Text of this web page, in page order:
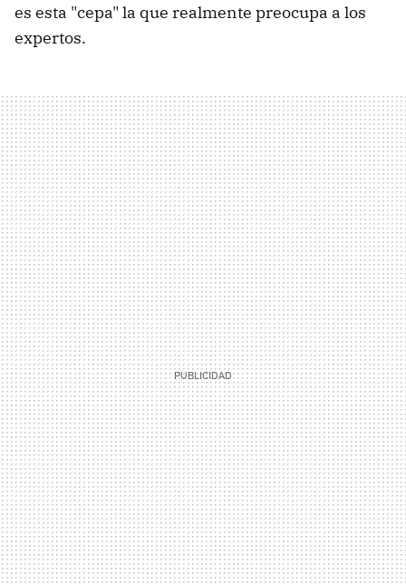
es esta "cepa" la que realmente preocupa a los
expertos.